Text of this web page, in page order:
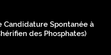
Candidature Spontanée à
des Phosphates)